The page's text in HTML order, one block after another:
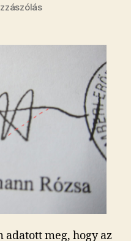
a(z)
a
bejegyzéshez
meg, hogy az